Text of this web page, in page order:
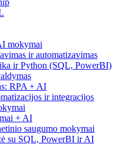
mokymai
ir automatizavimas
ir Python (SQL, PowerBI)
RPA + AI
ir integracijos
+ AI
saugumo mokymai
su SQL, PowerBI ir AI